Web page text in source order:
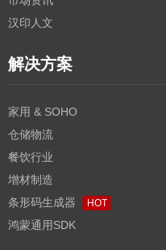
汉印人文
解决方案
家用 & SOHO
仓储物流
餐饮行业
增材制造
条形码生成器
HOT
鸿蒙通用SDK